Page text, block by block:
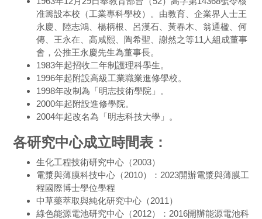
准籌設本校（工業專科學校）。由教育、企業界人士王
永慶、陸志鴻、楊柄根、呂漢石、黃春木、翁通楹、何
傳、王永在、高咸熙、陶希聖、謝然之等11人組成董事
會，公推王永慶先生為董事長。
1983年起招收二年制護理科學生。
1996年起附設高級工業職業進修學校。
1998年改制為「明志技術學院」。
2000年起附設進修學院。
2004年起改名為「明志科技大學」。
各研究中心成立時間表：
生化工程技術研究中心（2003）
電漿與薄膜科技中心（2010）：2023開辦電漿與薄膜工
程國際博士學位學程
中草藥萃取與純化研究中心（2011）
綠色能源電池研究中心（2012）：2016開辦能源電池科